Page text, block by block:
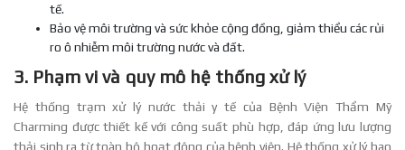
tế.
Bảo vệ môi trường và sức khỏe cộng đồng, giảm thiểu các rủi
ro ô nhiễm môi trường nước và đất.
3. Phạm vi và quy mô hệ thống xử lý
Hệ thống trạm xử lý nước thải y tế của Bệnh Viện Thẩm Mỹ
Charming được thiết kế với công suất phù hợp, đáp ứng lưu lượng
thải sinh ra từ toàn bộ hoạt động của bệnh viện. Hệ thống xử lý bao